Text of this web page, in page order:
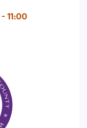
- 11։00